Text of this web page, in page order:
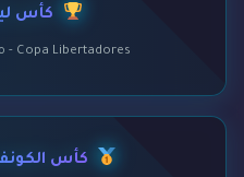
كأس
Copa Libertadores - مباريات الأندية الأمريكية
كأس